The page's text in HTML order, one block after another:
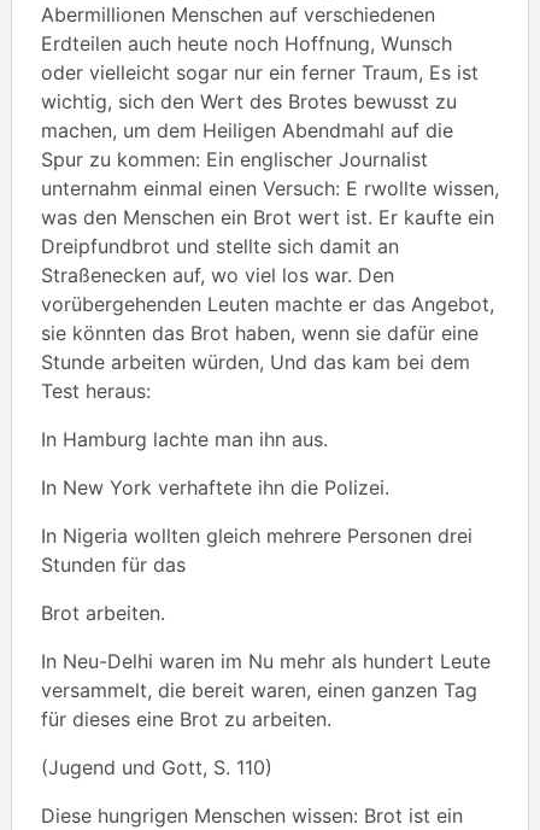
Abermillionen Menschen auf verschiedenen
Erdteilen auch heute noch Hoffnung, Wunsch
oder vielleicht sogar nur ein ferner Traum, Es ist
wichtig, sich den Wert des Brotes bewusst zu
machen, um dem Heiligen Abendmahl auf die
Spur zu kommen: Ein englischer Journalist
unternahm einmal einen Versuch: E rwollte wissen,
was den Menschen ein Brot wert ist. Er kaufte ein
Dreipfundbrot und stellte sich damit an
Straßenecken auf, wo viel los war. Den
vorübergehenden Leuten machte er das Angebot,
sie könnten das Brot haben, wenn sie dafür eine
Stunde arbeiten würden, Und das kam bei dem
Test heraus:
In Hamburg lachte man ihn aus.
In New York verhaftete ihn die Polizei.
In Nigeria wollten gleich mehrere Personen drei
Stunden für das
Brot arbeiten.
In Neu-Delhi waren im Nu mehr als hundert Leute
versammelt, die bereit waren, einen ganzen Tag
für dieses eine Brot zu arbeiten.
(Jugend und Gott, S. 110)
Diese hungrigen Menschen wissen: Brot ist ein